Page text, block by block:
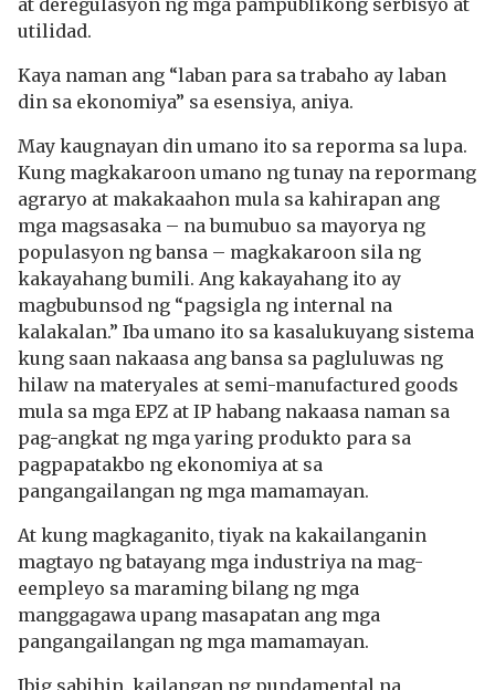
at deregulasyon ng mga pampublikong serbisyo at
utilidad.
Kaya naman ang “laban para sa trabaho ay laban
din sa ekonomiya” sa esensiya, aniya.
May kaugnayan din umano ito sa reporma sa lupa.
Kung magkakaroon umano ng tunay na repormang
agraryo at makakaahon mula sa kahirapan ang
mga magsasaka – na bumubuo sa mayorya ng
populasyon ng bansa – magkakaroon sila ng
kakayahang bumili. Ang kakayahang ito ay
magbubunsod ng “pagsigla ng internal na
kalakalan.” Iba umano ito sa kasalukuyang sistema
kung saan nakaasa ang bansa sa pagluluwas ng
hilaw na materyales at semi-manufactured goods
mula sa mga EPZ at IP habang nakaasa naman sa
pag-angkat ng mga yaring produkto para sa
pagpapatakbo ng ekonomiya at sa
pangangailangan ng mga mamamayan.
At kung magkaganito, tiyak na kakailanganin
magtayo ng batayang mga industriya na mag-
eempleyo sa maraming bilang ng mga
manggagawa upang masapatan ang mga
pangangailangan ng mga mamamayan.
Ibig sabihin, kailangan ng pundamental na